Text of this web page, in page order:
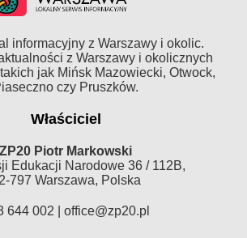
informacyjny z Warszawy i okolic.
z Warszawy i okolicznych
jak Mińsk Mazowiecki, Otwock,
czy Pruszków.
Właściciel
ZP20 Piotr Markowski
Edukacji Narodowe 36 / 112B,
797 Warszawa, Polska
644 002 | office@zp20.pl